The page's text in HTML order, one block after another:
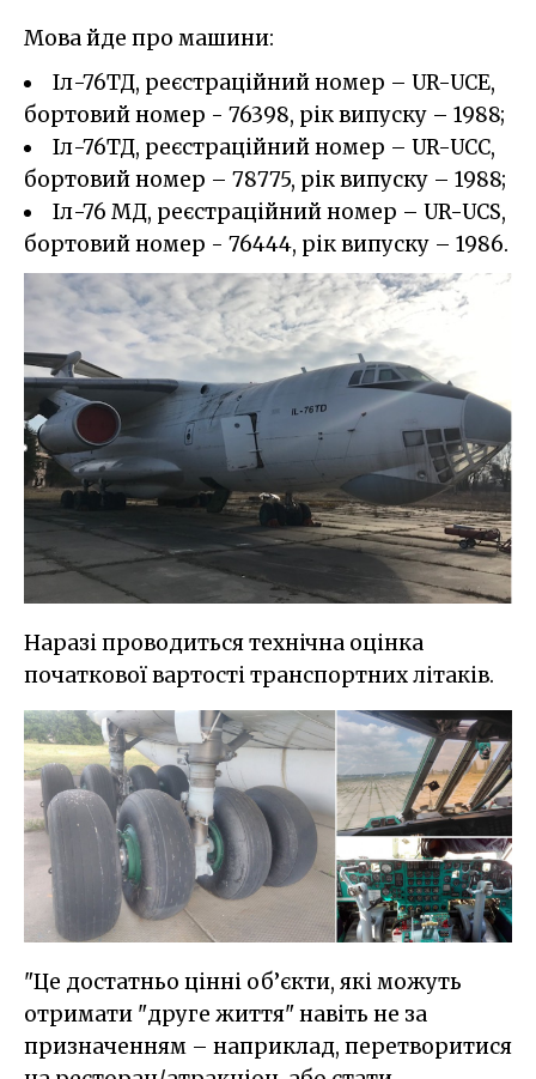
Мова йде про машини:
Іл-76ТД, реєстраційний номер – UR-UCE,
бортовий номер - 76398, рік випуску – 1988;
Іл-76ТД, реєстраційний номер – UR-UCC,
бортовий номер – 78775, рік випуску – 1988;
Іл-76 МД, реєстраційний номер – UR-UCS,
бортовий номер - 76444, рік випуску – 1986.
Наразі проводиться технічна оцінка
початкової вартості транспортних літаків.
"Це достатньо цінні об’єкти, які можуть
отримати "друге життя" навіть не за
призначенням – наприклад, перетворитися